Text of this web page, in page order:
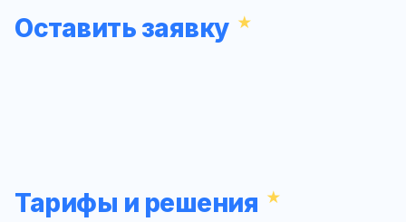
Оставить заявку
Тарифы и решения